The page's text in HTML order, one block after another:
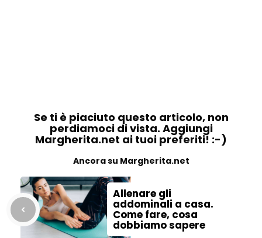
Se ti è piaciuto questo articolo, non
perdiamoci di vista. Aggiungi
Margherita.net ai tuoi preferiti! :-)
Ancora su Margherita.net
Allenare gli
addominali a casa.
Come fare, cosa
dobbiamo sapere